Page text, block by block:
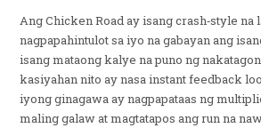
Ang Chicken Road ay isang crash‑style na
nagpapahintulot sa iyo na gabayan ang
isang mataong kalye na puno ng
kasiyahan nito ay nasa instant feedback
iyong ginagawa ay nagpapataas ng
maling galaw at magtatapos ang run na